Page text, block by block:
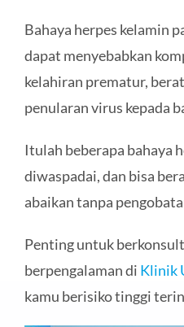
Bahaya herpes kelamin
dapat menyebabkan
kelahiran prematur,
penularan virus kepada
Itulah beberapa bahaya
diwaspadai, dan bisa
abaikan tanpa
Penting untuk
berpengalaman di Klinik
kamu berisiko tinggi